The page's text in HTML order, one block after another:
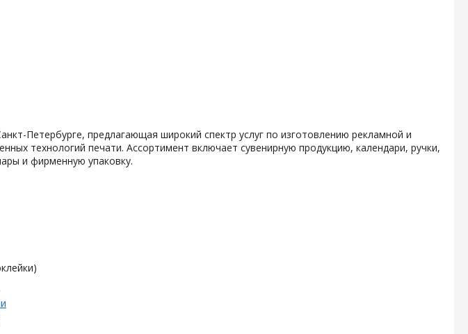
Петербурге, предлагающая широкий спектр услуг по изготовлению рекламной и
технологий печати. Ассортимент включает сувенирную продукцию, календари, ручки,
и фирменную упаковку.